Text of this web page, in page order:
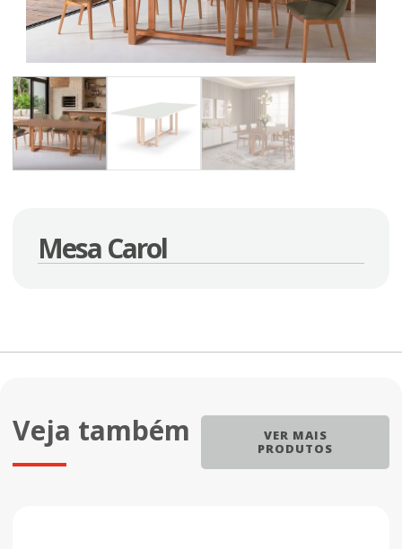
Mesa Carol
Veja também
VER MAIS
PRODUTOS